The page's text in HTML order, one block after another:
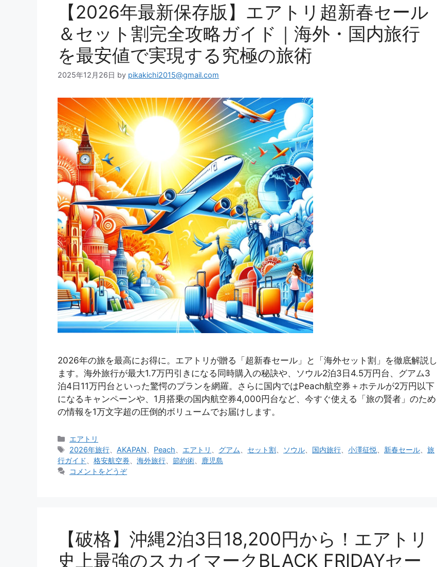
【2026年最新保存版】エアトリ超新春セール
＆セット割完全攻略ガイド｜海外・国内旅行
を最安値で実現する究極の旅術
2025年12月26日 by pikakichi2015@gmail.com
2026年の旅を最高にお得に。エアトリが贈る「超新春セール」と「海外セット割」を徹底解説し
ます。海外旅行が最大1.7万円引きになる同時購入の秘訣や、ソウル2泊3日4.5万円台、グアム3
泊4日11万円台といった驚愕のプランを網羅。さらに国内ではPeach航空券＋ホテルが2万円以下
になるキャンペーンや、1月搭乗の国内航空券4,000円台など、今すぐ使える「旅の賢者」のため
の情報を1万文字超の圧倒的ボリュームでお届けします。
カ
テ
ゴ
リ
エアトリ
タ
グ
2026年旅行 AKAPAN Peach エアトリ グアム セット割 ソウル 国内旅行 、小澤征悦 新春セール 、旅
行ガイド
格安航空券 海外旅行 節約術
鹿児島
コメントをどうぞ
【破格】沖縄2泊3日18,200円から！エアトリ
史上最強のスカイマークBLACK FRIDAYセー